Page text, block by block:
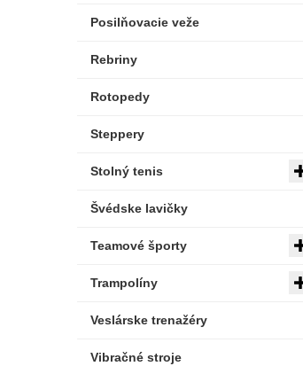
Posilňovacie veže
Rebriny
Rotopedy
Steppery
Stolný tenis
Švédske lavičky
Teamové športy
Trampolíny
Veslárske trenažéry
Vibračné stroje